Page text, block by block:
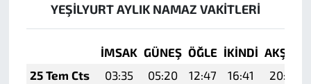
YEŞİLYURT AYLIK NAMAZ VAKITLERI
İMSAK GÜNEŞ ÖĞLE İKINDI AKŞAM
25 Tem Cts
03:35 05:20 12:47 16:41
20:04